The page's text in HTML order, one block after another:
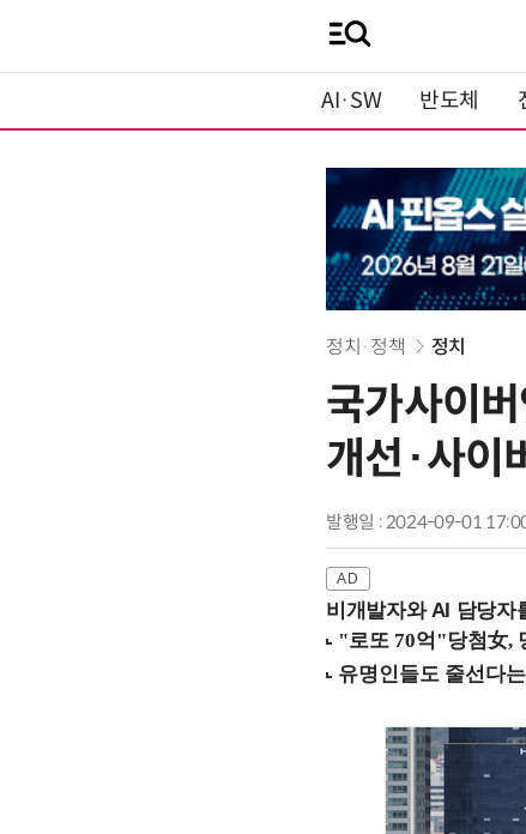
AI·SW 반도체
정치·정책 정치
국가사이
개선·사이
발행일 : 2024-09-01
비개발자와 AI 담당자